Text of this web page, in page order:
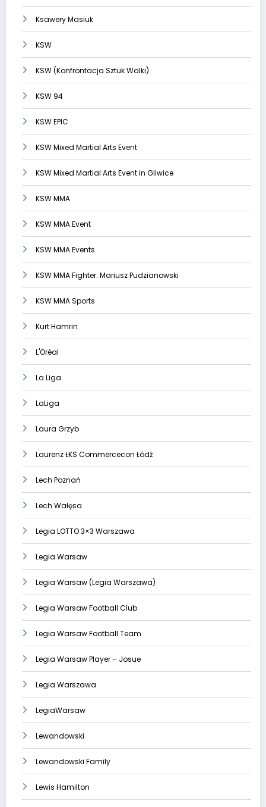
Ksawery Masiuk
KSW
KSW (Konfrontacja Sztuk Walki)
KSW 94
KSW EPIC
KSW Mixed Martial Arts Event
KSW Mixed Martial Arts Event in Gliwice
KSW MMA
KSW MMA Event
KSW MMA Events
KSW MMA Fighter: Mariusz Pudzianowski
KSW MMA Sports
Kurt Hamrin
L'Oréal
La Liga
LaLiga
Laura Grzyb
Laurenz ŁKS Commercecon Łódź
Lech Poznań
Lech Wałęsa
Legia LOTTO 3×3 Warszawa
Legia Warsaw
Legia Warsaw (Legia Warszawa)
Legia Warsaw Football Club
Legia Warsaw Football Team
Legia Warsaw Player – Josue
Legia Warszawa
LegiaWarsaw
Lewandowski
Lewandowski Family
Lewis Hamilton